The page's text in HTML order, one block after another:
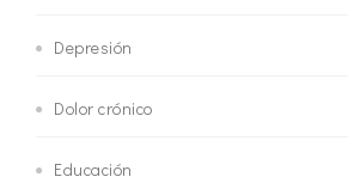
Depresión
Dolor crónico
Educación